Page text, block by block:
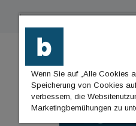
Wenn Sie auf „Alle Cookies
Speicherung von Cookies
verbessern, die
Marketingbemühungen zu